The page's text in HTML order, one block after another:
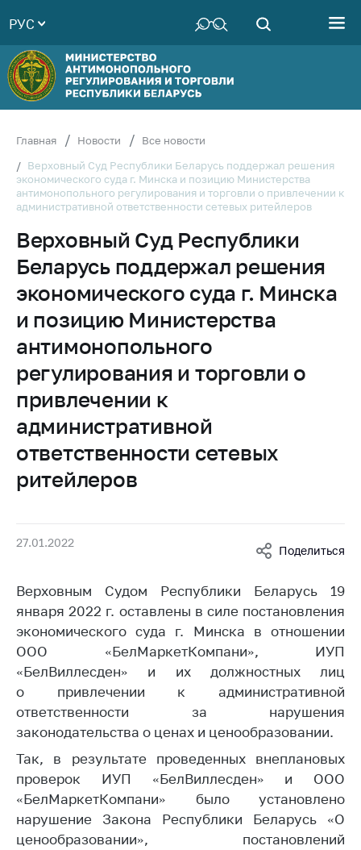
Руководство
Структура
Министерства
Территориальные
Законодательство
Антикоррупционная
деятельность
Общественно-
консультативный
совет
Соискателям
Награждения
Белорусская
универсальная
товарная биржа
Общественная
жизнь
Идеологическая
геральдические
5 лет МАРТ
Деятельность
Ценовая политика
Антимонопольное
регулирование и
конкуренция
Регулирование и
контроль закупок
Защита прав
потребителей
РУС
Главная Новости
Все новости
Верховный Суд Республики Беларусь поддержал решения
экономического суда г. Минска и позицию Министерства
антимонопольного регулирования и торговли о привлечении к
административной ответственности сетевых ритейлеров
Верховный Суд Республики
Беларусь поддержал решения
экономического суда г. Минска
и позицию Министерства
антимонопольного
регулирования и торговли о
привлечении к
административной
ответственности сетевых
ритейлеров
27.01.2022
Поделиться
Верховным Судом Республики Беларусь 19
января 2022 г. оставлены в силе постановления
экономического суда г. Минска в отношении
ООО «БелМаркетКомпани», ИУП
«БелВиллесден» и их должностных лиц
о привлечении к административной
ответственности за нарушения
законодательства о ценах и ценообразовании.
Так, в результате проведенных внеплановых
проверок ИУП «БелВиллесден» и ООО
«БелМаркетКомпани» было установлено
нарушение Закона Республики Беларусь «О
ценообразовании», постановлений